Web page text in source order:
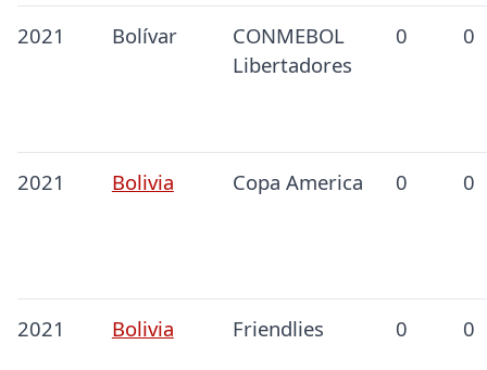
2021 Bolívar
CONMEBOL
Libertadores
0 0
2021 Bolivia Copa America 0 0
2021 Bolivia Friendlies 0 0